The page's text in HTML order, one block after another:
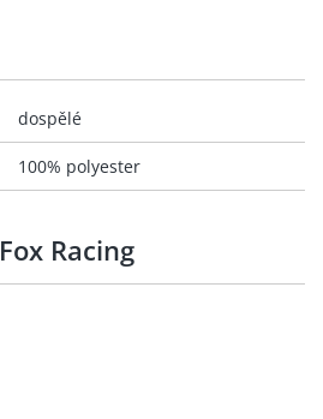
dospělé
100% polyester
Racing